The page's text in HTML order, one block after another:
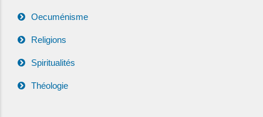
Oecuménisme
Religions
Spiritualités
Théologie